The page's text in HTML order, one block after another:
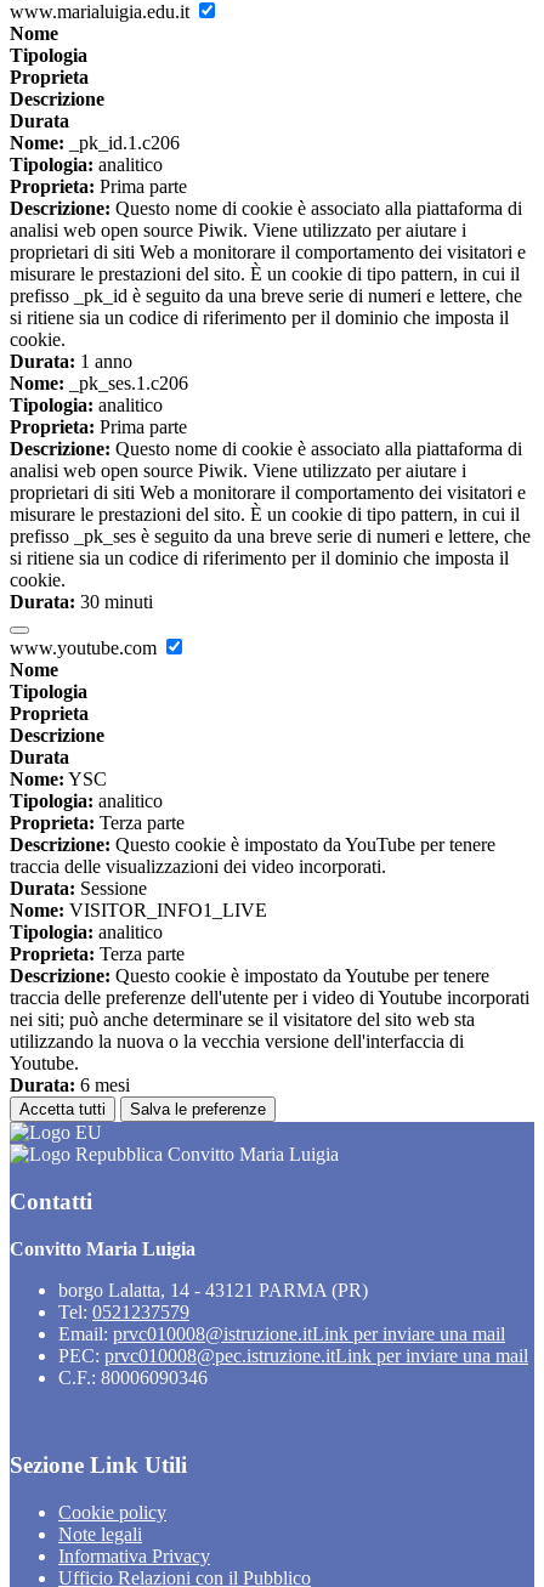
www.marialuigia.edu.it
Nome
Tipologia
Proprieta
Descrizione
Durata
Nome: _pk_id.1.c206
Tipologia: analitico
Proprieta: Prima parte
Descrizione: Questo nome di cookie è associato alla piattaforma di
analisi web open source Piwik. Viene utilizzato per aiutare i
proprietari di siti Web a monitorare il comportamento dei visitatori e
misurare le prestazioni del sito. È un cookie di tipo pattern, in cui il
prefisso _pk_id è seguito da una breve serie di numeri e lettere, che
si ritiene sia un codice di riferimento per il dominio che imposta il
cookie.
Durata: 1 anno
Nome: _pk_ses.1.c206
Tipologia: analitico
Proprieta: Prima parte
Descrizione: Questo nome di cookie è associato alla piattaforma di
analisi web open source Piwik. Viene utilizzato per aiutare i
proprietari di siti Web a monitorare il comportamento dei visitatori e
misurare le prestazioni del sito. È un cookie di tipo pattern, in cui il
prefisso _pk_ses è seguito da una breve serie di numeri e lettere, che
si ritiene sia un codice di riferimento per il dominio che imposta il
cookie.
Durata: 30 minuti
www.youtube.com
Nome
Tipologia
Proprieta
Descrizione
Durata
Nome: YSC
Tipologia: analitico
Proprieta: Terza parte
Descrizione: Questo cookie è impostato da YouTube per tenere
traccia delle visualizzazioni dei video incorporati.
Durata: Sessione
Nome: VISITOR_INFO1_LIVE
Tipologia: analitico
Proprieta: Terza parte
Descrizione: Questo cookie è impostato da Youtube per tenere
traccia delle preferenze dell'utente per i video di Youtube incorporati
nei siti; può anche determinare se il visitatore del sito web sta
utilizzando la nuova o la vecchia versione dell'interfaccia di
Youtube.
Durata: 6 mesi
Accetta tutti Salva le preferenze
Convitto Maria Luigia
Contatti
Convitto Maria Luigia
borgo Lalatta, 14 - 43121 PARMA (PR)
Tel: 0521237579
Email: prvc010008@istruzione.itLink per inviare una mail
PEC: prvc010008@pec.istruzione.itLink per inviare una mail
C.F.: 80006090346
Sezione Link Utili
Cookie policy
Note legali
Informativa Privacy
Ufficio Relazioni con il Pubblico